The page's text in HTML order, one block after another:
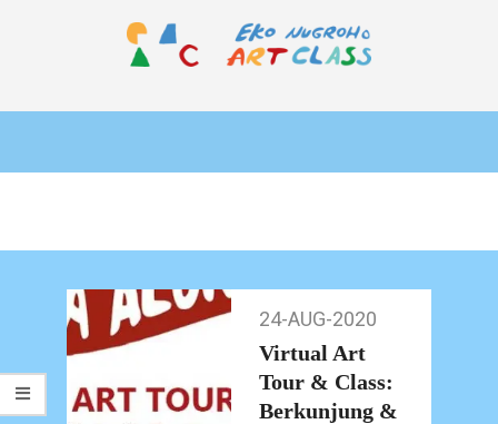
ART
Primary
Menu
24-
Aug-
2020
24-AUG-2020
Virtual Art
Tour & Class:
Berkunjung &